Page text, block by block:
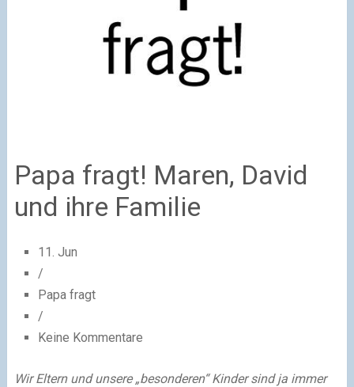
Papa fragt! Maren, David
und ihre Familie
11. Jun
/
Papa fragt
/
Keine Kommentare
Wir Eltern und unsere „besonderen“ Kinder sind ja immer